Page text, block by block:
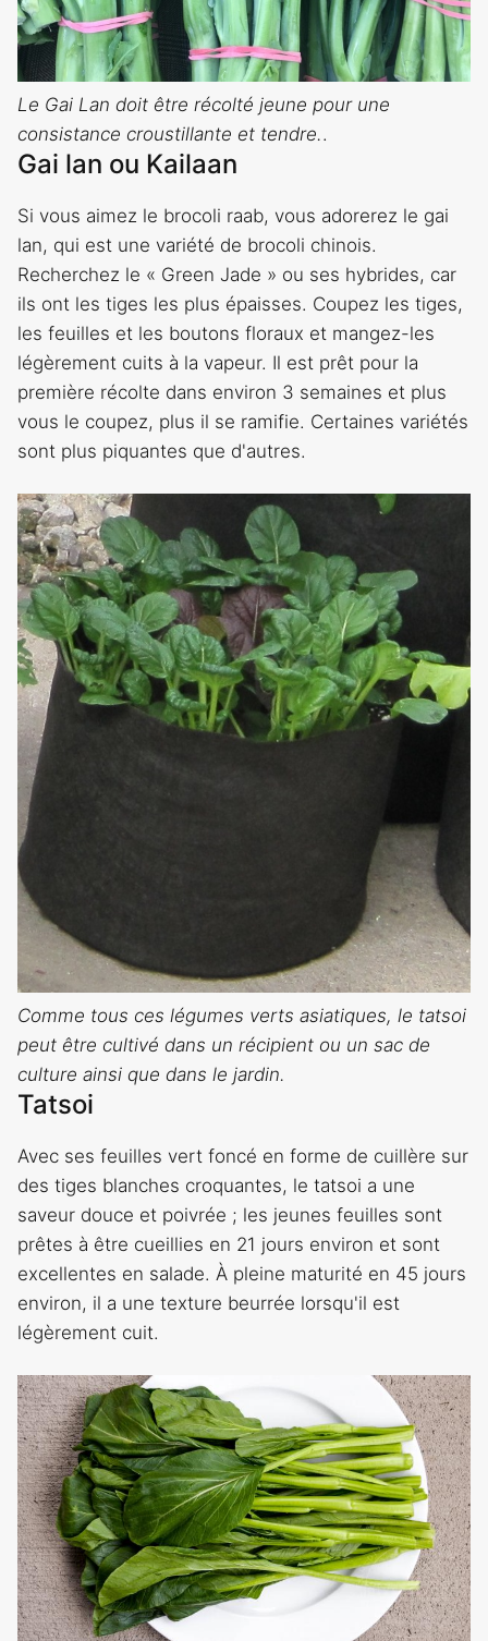
Le Gai Lan doit être récolté jeune pour une
consistance croustillante et tendre..
Gai lan ou Kailaan
Si vous aimez le brocoli raab, vous adorerez le gai
lan, qui est une variété de brocoli chinois.
Recherchez le « Green Jade » ou ses hybrides, car
ils ont les tiges les plus épaisses. Coupez les tiges,
les feuilles et les boutons floraux et mangez-les
légèrement cuits à la vapeur. Il est prêt pour la
première récolte dans environ 3 semaines et plus
vous le coupez, plus il se ramifie. Certaines variétés
sont plus piquantes que d'autres.
Comme tous ces légumes verts asiatiques, le tatsoi
peut être cultivé dans un récipient ou un sac de
culture ainsi que dans le jardin.
Tatsoi
Avec ses feuilles vert foncé en forme de cuillère sur
des tiges blanches croquantes, le tatsoi a une
saveur douce et poivrée ; les jeunes feuilles sont
prêtes à être cueillies en 21 jours environ et sont
excellentes en salade. À pleine maturité en 45 jours
environ, il a une texture beurrée lorsqu'il est
légèrement cuit.